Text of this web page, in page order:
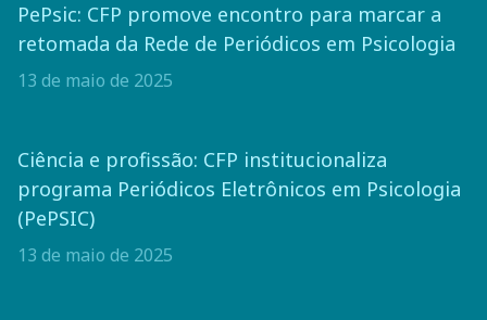
PePsic: CFP promove encontro para marcar a
retomada da Rede de Periódicos em Psicologia
13 de maio de 2025
Ciência e profissão: CFP institucionaliza
programa Periódicos Eletrônicos em Psicologia
(PePSIC)
13 de maio de 2025